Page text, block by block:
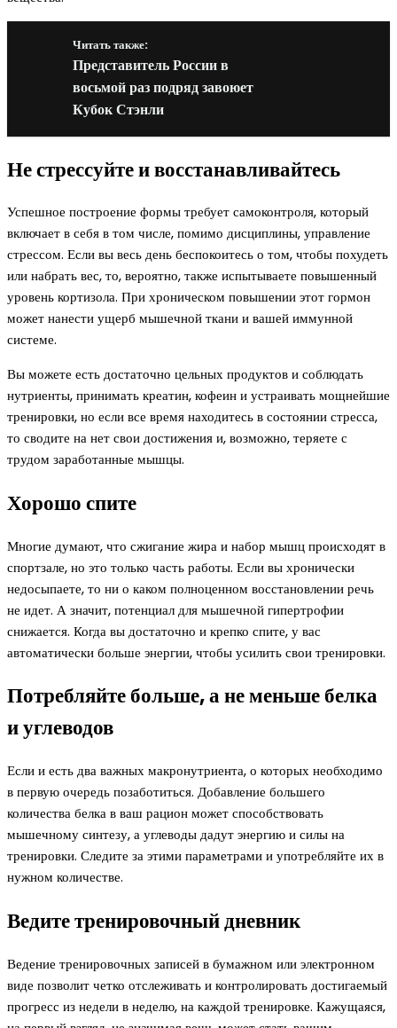
Читать также:
Представитель России в
восьмой раз подряд завоюет
Кубок Стэнли
Не стрессуйте и восстанавливайтесь
Успешное построение формы требует самоконтроля, который
включает в себя в том числе, помимо дисциплины, управление
стрессом. Если вы весь день беспокоитесь о том, чтобы похудеть
или набрать вес, то, вероятно, также испытываете повышенный
уровень кортизола. При хроническом повышении этот гормон
может нанести ущерб мышечной ткани и вашей иммунной
системе.
Вы можете есть достаточно цельных продуктов и соблюдать
нутриенты, принимать креатин, кофеин и устраивать мощнейшие
тренировки, но если все время находитесь в состоянии стресса,
то сводите на нет свои достижения и, возможно, теряете с
трудом заработанные мышцы.
Хорошо спите
Многие думают, что сжигание жира и набор мышц происходят в
спортзале, но это только часть работы. Если вы хронически
недосыпаете, то ни о каком полноценном восстановлении речь
не идет. А значит, потенциал для мышечной гипертрофии
снижается. Когда вы достаточно и крепко спите, у вас
автоматически больше энергии, чтобы усилить свои тренировки.
Потребляйте больше, а не меньше белка
и углеводов
Если и есть два важных макронутриента, о которых необходимо
в первую очередь позаботиться. Добавление большего
количества белка в ваш рацион может способствовать
мышечному синтезу, а углеводы дадут энергию и силы на
тренировки. Следите за этими параметрами и употребляйте их в
нужном количестве.
Ведите тренировочный дневник
Ведение тренировочных записей в бумажном или электронном
виде позволит четко отслеживать и контролировать достигаемый
прогресс из недели в неделю, на каждой тренировке. Кажущаяся,